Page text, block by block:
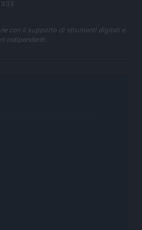
con il supporto di strumenti digitali e
indipendenti.